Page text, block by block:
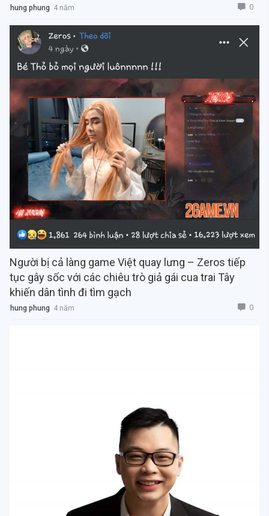
hung phung 4 năm 0
Người bị cả làng game Việt quay lưng – Zeros tiếp
tục gây sốc với các chiêu trò giả gái cua trai Tây
khiến dân tình đi tìm gạch
hung phung 4 năm 0